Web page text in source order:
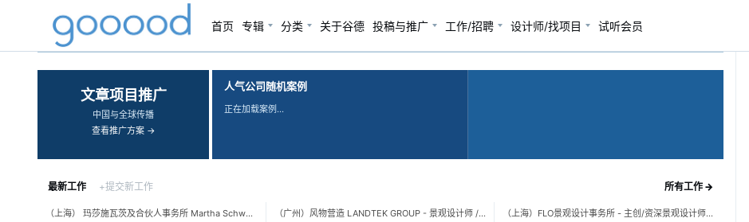
首页 专辑 分类 关于谷德 投稿与推广 工作/招聘 设计师/找项目 试听会员
‹ ›
文章项目推广
中国与全球传播
查看推广方案 →
人气公司随机案例
正在加载案例…
最新工作 +提交新工作 所有工作 →
（上海） 玛莎施瓦茨及合伙人事务所 Martha Schwartz Partners – 高级景观建筑师 Senior Landscape Designer / 景观建筑师 Landscape Designer （广州）风物营造 LANDTEK GROUP - 景观设计师 / 植物设计师 / 品牌运营 / 实习生 （上海）FLO景观设计事务所 - 主创/资深景观设计师 / 景观设计师 / 设计实习生 / 商务行政助理 / 助理施工图设计师